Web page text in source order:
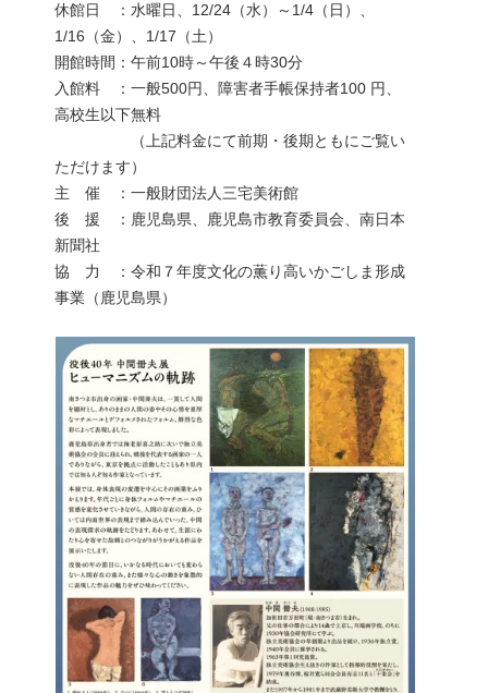
休館日 ：水曜日、12/24（水）～1/4（日）、
1/16（金）、1/17（土）
開館時間：午前10時～午後４時30分
入館料 ：一般500円、障害者手帳保持者100 円、
高校生以下無料
（上記料金にて前期・後期ともにご覧い
ただけます）
主 催 ：一般財団法人三宅美術館
後 援 ：鹿児島県、鹿児島市教育委員会、南日本
新聞社
協 力 ：令和７年度文化の薫り高いかごしま形成
事業（鹿児島県）